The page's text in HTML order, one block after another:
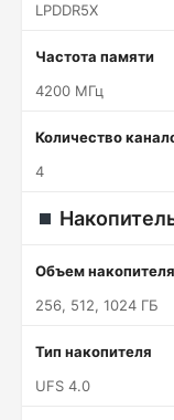
LPDDR5X
Частота памяти
4200 МГц
Количество
4
Объем накопителя
256, 512, 1024 ГБ
Тип накопителя
UFS 4.0